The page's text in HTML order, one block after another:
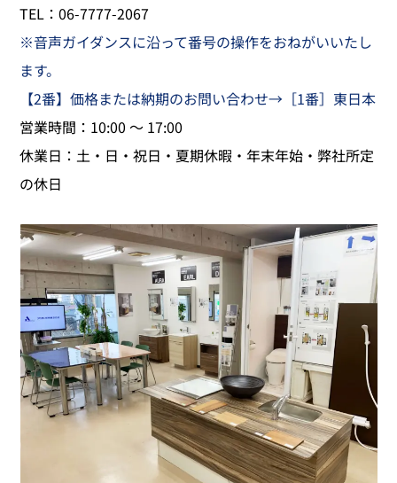
​TEL：06-7777-2067​
※音声ガイダンスに沿って番号の操作をおねがいいたし
ます。
【2番】価格または納期のお問い合わせ→［1番］東日本
営業時間：10:00 ～ 17:00
​休業日：土・日・祝日・夏期休暇・年末年始・弊社所定
の休日​